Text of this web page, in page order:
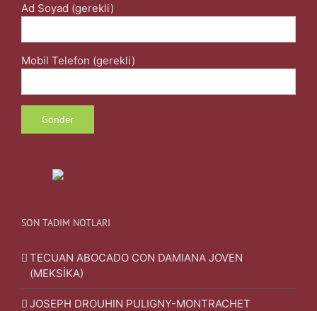
Ad Soyad (gerekli)
Mobil Telefon (gerekli)
SON TADIM NOTLARI
TECUAN ABOCADO CON DAMIANA JOVEN
(MEKSİKA)
JOSEPH DROUHIN PULIGNY-MONTRACHET